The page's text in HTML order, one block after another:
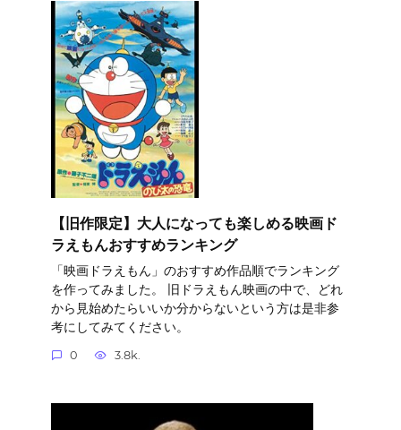
【旧作限定】大人になっても楽しめる映画ド
ラえもんおすすめランキング
「映画ドラえもん」のおすすめ作品順でランキング
を作ってみました。 旧ドラえもん映画の中で、どれ
から見始めたらいいか分からないという方は是非参
考にしてみてください。
0 3.8k.